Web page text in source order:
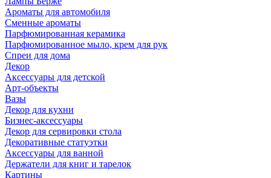
Ароматы для автомобиля
Сменные ароматы
Парфюмированная керамика
Парфюмированное мыло, крем для рук
Спреи для дома
Декор
Аксессуары для детской
Арт-объекты
Вазы
Декор для кухни
Бизнес-аксессуары
Декор для сервировки стола
Декоративные статуэтки
Аксессуары для ванной
Держатели для книг и тарелок
Картины